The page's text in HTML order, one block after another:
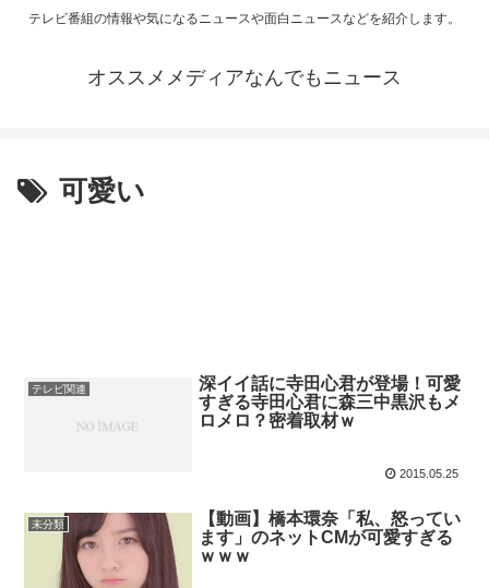
テレビ番組の情報や気になるニュースや面白ニュースなどを紹介します。
オススメメディアなんでもニュース
可愛い
テレビ関連
深イイ話に寺田心君が登場！可愛
すぎる寺田心君に森三中黒沢もメ
ロメロ？密着取材ｗ
2015.05.25
未分類
【動画】橋本環奈「私、怒ってい
ます」のネットCMが可愛すぎる
ｗｗｗ